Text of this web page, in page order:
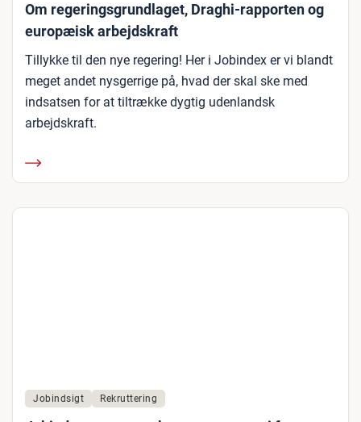
Om regeringsgrundlaget, Draghi-rapporten og
europæisk arbejdskraft
Tillykke til den nye regering! Her i Jobindex er vi blandt
meget andet nysgerrige på, hvad der skal ske med
indsatsen for at tiltrække dygtig udenlandsk
arbejdskraft.
Jobindsigt Rekruttering